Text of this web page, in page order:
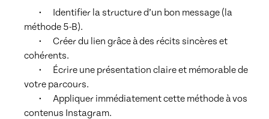
méthode 5-B).
cohérents.
votre parcours.
contenus Instagram.